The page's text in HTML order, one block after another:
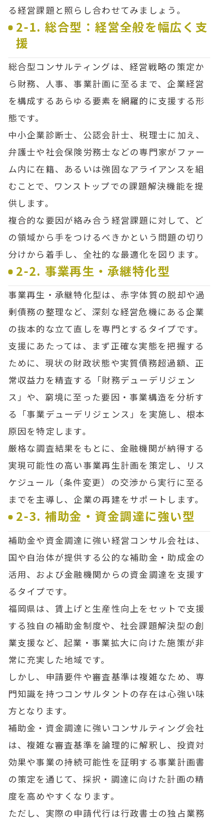
る経営課題と照らし合わせてみましょう。
2-1. 総合型：経営全般を幅広く支
援
総合型コンサルティングは、経営戦略の策定か
ら財務、人事、事業計画に至るまで、企業経営
を構成するあらゆる要素を網羅的に支援する形
態です。
中小企業診断士、公認会計士、税理士に加え、
弁護士や社会保険労務士などの専門家がファー
ム内に在籍、あるいは強固なアライアンスを組
むことで、ワンストップでの課題解決機能を提
供します。
複合的な要因が絡み合う経営課題に対して、ど
の領域から手をつけるべきかという問題の切り
分けから着手し、全社的な最適化を図ります。
2-2. 事業再生・承継特化型
事業再生・承継特化型は、赤字体質の脱却や過
剰債務の整理など、深刻な経営危機にある企業
の抜本的な立て直しを専門とするタイプです。
支援にあたっては、まず正確な実態を把握する
ために、現状の財政状態や実質債務超過額、正
常収益力を精査する「財務デューデリジェン
ス」や、窮境に至った要因・事業構造を分析す
る「事業デューデリジェンス」を実施し、根本
原因を特定します。
厳格な調査結果をもとに、金融機関が納得する
実現可能性の高い事業再生計画を策定し、リス
ケジュール（条件変更）の交渉から実行に至る
までを主導し、企業の再建をサポートします。
2-3. 補助金・資金調達に強い型
補助金や資金調達に強い経営コンサル会社は、
国や自治体が提供する公的な補助金・助成金の
活用、および金融機関からの資金調達を支援す
るタイプです。
福岡県は、賃上げと生産性向上をセットで支援
する独自の補助金制度や、社会課題解決型の創
業支援など、起業・事業拡大に向けた施策が非
常に充実した地域です。
しかし、申請要件や審査基準は複雑なため、専
門知識を持つコンサルタントの存在は心強い味
方となります。
補助金・資金調達に強いコンサルティング会社
は、複雑な審査基準を論理的に解釈し、投資対
効果や事業の持続可能性を証明する事業計画書
の策定を通じて、採択・調達に向けた計画の精
度を高めやすくなります。
ただし、実際の申請代行は行政書士の独占業務